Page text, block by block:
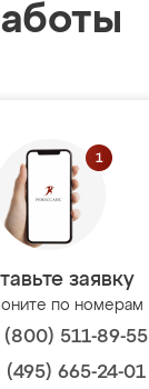
заявку
по номерам
(800) 511-89-55
(495) 665-24-01